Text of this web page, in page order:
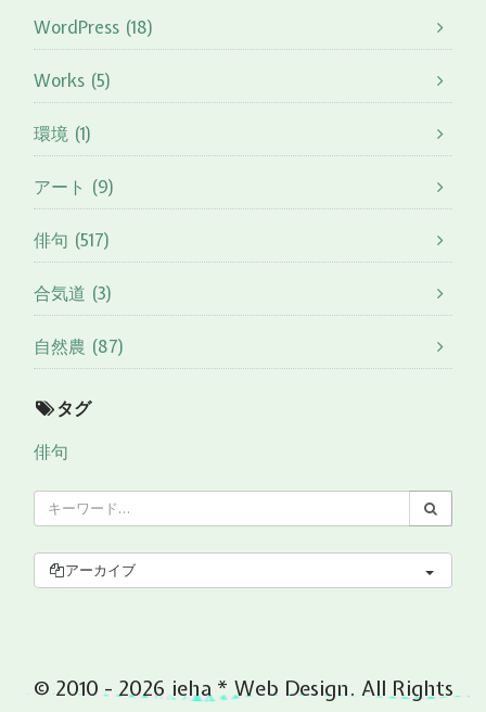
WordPress (18)
Works (5)
環境 (1)
アート (9)
俳句 (517)
合気道 (3)
自然農 (87)
タグ
俳句
アーカイブ
© 2010 - 2026 ieha * Web Design. All Rights